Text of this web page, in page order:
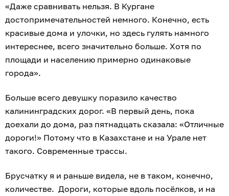
«Даже сравнивать нельзя. В Кургане
достопримечательностей немного. Конечно, есть
красивые дома и улочки, но здесь гулять намного
интереснее, всего значительно больше. Хотя по
площади и населению примерно одинаковые
города».
Больше всего девушку поразило качество
калининградских дорог. «В первый день, пока
доехали до дома, раз пятнадцать сказала: «Отличные
дороги!» Потому что в Казахстане и на Урале нет
такого. Современные трассы.
Брусчатку я и раньше видела, не в таком, конечно,
количестве. Дороги, которые вдоль посёлков, и на